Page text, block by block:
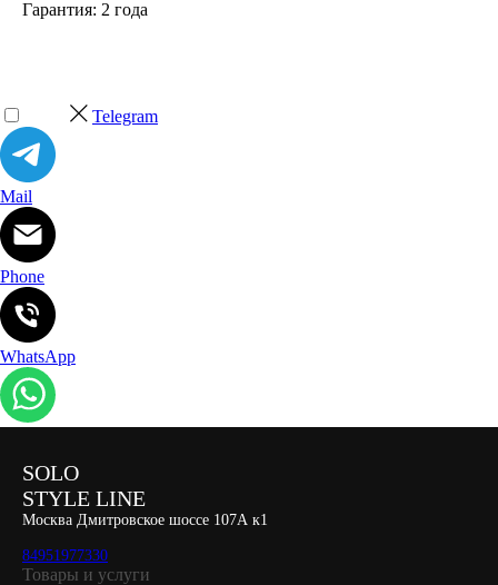
Гарантия: 2 года
Telegram
Mail
Phone
WhatsApp
SOLO
STYLE LINE
Москва Дмитровское шоссе 107А к1
84951977330
Товары и услуги